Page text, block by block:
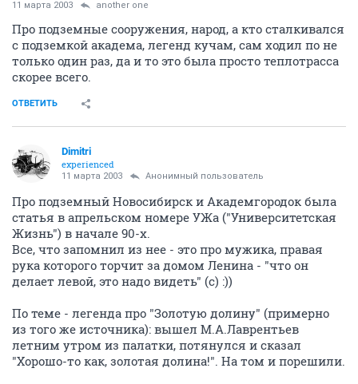
11 марта 2003 another one
Про подземные сооружения, народ, а кто сталкивался
с подземкой академа, легенд кучам, сам ходил по не
только один раз, да и то это была просто теплотрасса
скорее всего.
ОТВЕТИТЬ
Dimitri
experienced
11 марта 2003 Анонимный пользователь
Про подземный Новосибирск и Академгородок была
статья в апрельском номере УЖа ("Университетская
Жизнь") в начале 90-х.
Все, что запомнил из нее - это про мужика, правая
рука которого торчит за домом Ленина - "что он
делает левой, это надо видеть" (с) :))
По теме - легенда про "Золотую долину" (примерно
из того же источника): вышел М.А.Лаврентьев
летним утром из палатки, потянулся и сказал
"Хорошо-то как, золотая долина!". На том и порешили.